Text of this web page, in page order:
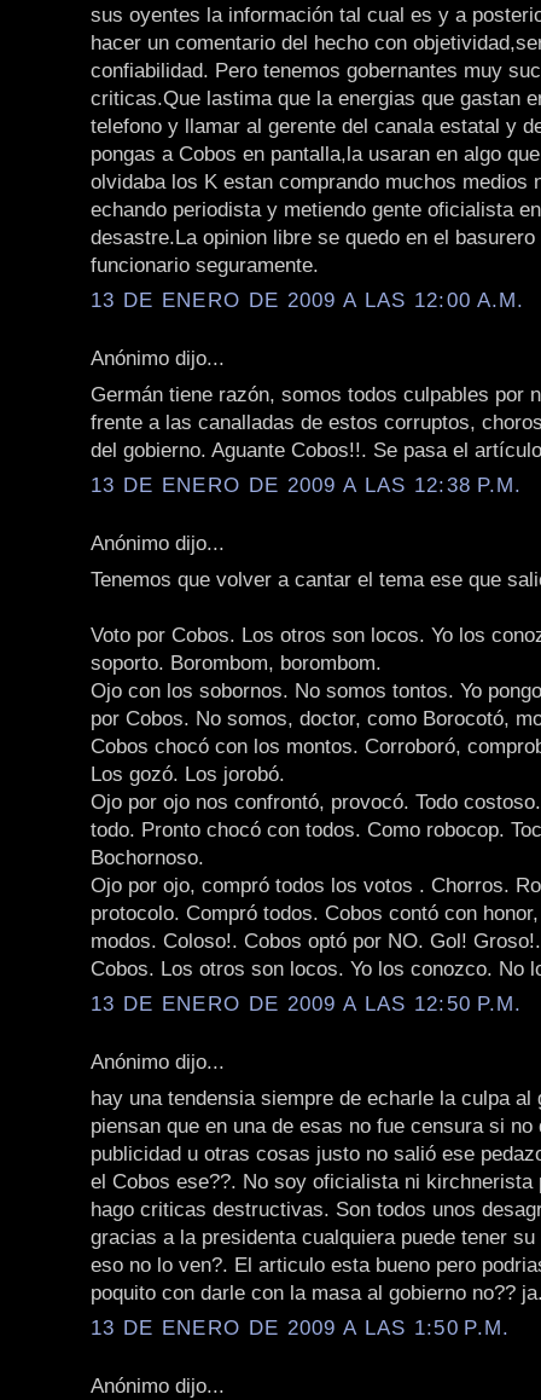
sus oyentes la información tal cual es y a
hacer un comentario del hecho con
confiabilidad. Pero tenemos gobernantes muy
criticas.Que lastima que la energias que gastan
telefono y llamar al gerente del canala estatal y
pongas a Cobos en pantalla,la usaran en algo
olvidaba los K estan comprando muchos medios
echando periodista y metiendo gente oficialista
desastre.La opinion libre se quedo en el basurero
funcionario seguramente.
13 DE ENERO DE 2009 A LAS 12:00 A.M.
Anónimo dijo...
Germán tiene razón, somos todos culpables por
frente a las canalladas de estos corruptos,
del gobierno. Aguante Cobos!!. Se pasa el
13 DE ENERO DE 2009 A LAS 12:38 P.M.
Anónimo dijo...
Tenemos que volver a cantar el tema ese que
Voto por Cobos. Los otros son locos. Yo los
soporto. Borombom, borombom.
Ojo con los sobornos. No somos tontos. Yo
por Cobos. No somos, doctor, como Borocotó,
Cobos chocó con los montos. Corroboró,
Los gozó. Los jorobó.
Ojo por ojo nos confrontó, provocó. Todo
todo. Pronto chocó con todos. Como robocop.
Bochornoso.
Ojo por ojo, compró todos los votos . Chorros.
protocolo. Compró todos. Cobos contó con
modos. Coloso!. Cobos optó por NO. Gol!
Cobos. Los otros son locos. Yo los conozco. No
13 DE ENERO DE 2009 A LAS 12:50 P.M.
Anónimo dijo...
hay una tendensia siempre de echarle la culpa al
piensan que en una de esas no fue censura si no
publicidad u otras cosas justo no salió ese
el Cobos ese??. No soy oficialista ni kirchnerista
hago criticas destructivas. Son todos unos
gracias a la presidenta cualquiera puede tener
eso no lo ven?. El articulo esta bueno pero
poquito con darle con la masa al gobierno no??
13 DE ENERO DE 2009 A LAS 1:50 P.M.
Anónimo dijo...